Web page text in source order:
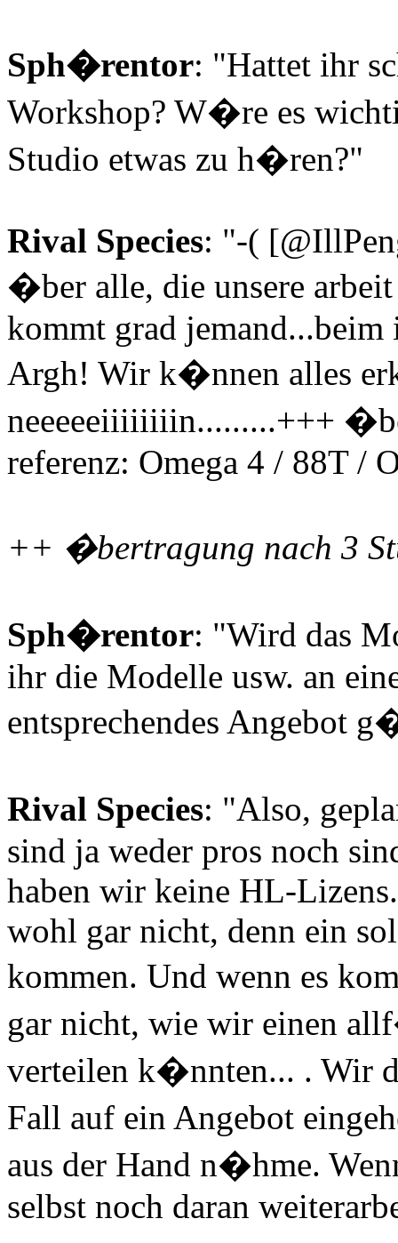
Sph�rentor: "Hattet ihr
Workshop? W�re es
Studio etwas zu h�ren?"
Rival Species: "-(
�ber alle, die unsere
kommt grad
Argh! Wir k�nnen alles
neeeeeiiiiiiiin.........+++
referenz: Omega 4 / 88T /
++ �bertragung nach 3
Sph�rentor: "Wird das
ihr die Modelle usw. an
entsprechendes Angebot
Rival Species: "Also,
sind ja weder pros noch
haben wir keine HL-
wohl gar nicht, denn ein
kommen. Und wenn es
gar nicht, wie wir einen
verteilen k�nnten... . Wir
Fall auf ein Angebot
aus der Hand n�hme.
selbst noch daran